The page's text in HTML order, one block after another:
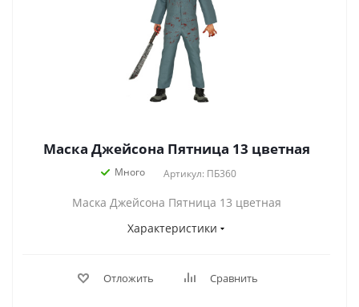
Маска Джейсона Пятница 13 цветная
Много Артикул: ПБ360
Маска Джейсона Пятница 13 цветная
Характеристики
Отложить Сравнить